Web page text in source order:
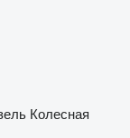
Колесная